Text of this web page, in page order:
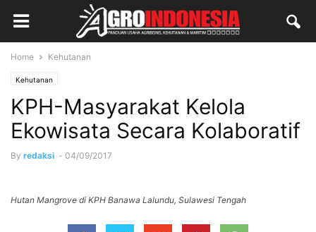
Home Kehutanan
Kehutanan
KPH-Masyarakat Kelola
Ekowisata Secara Kolaboratif
By redaksi - 04/09/2017
Hutan Mangrove di KPH Banawa Lalundu, Sulawesi Tengah